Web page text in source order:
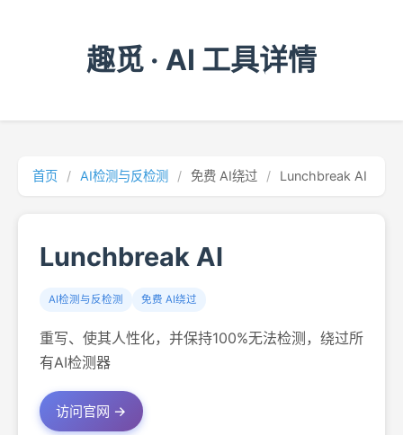
趣觅 · AI 工具详情
首页 / AI检测与反检测 / 免费 AI绕过 / Lunchbreak AI
Lunchbreak AI
AI检测与反检测 免费 AI绕过
重写、使其人性化，并保持100%无法检测，绕过所
有AI检测器
访问官网 →